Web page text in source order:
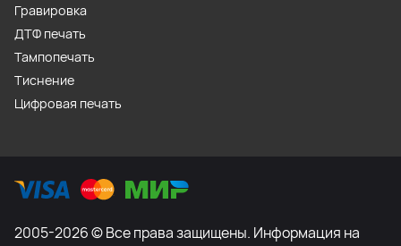
Гравировка
ДТФ печать
Тампопечать
Тиснение
Цифровая печать
2005-2026 © Все права защищены. Информация на